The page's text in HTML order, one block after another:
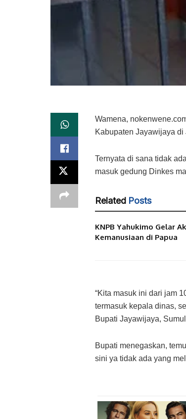
Wamena,
Kabupaten Jayawijaya di
Ternyata di sana tidak
masuk gedung Dinkes
Related Posts
KNPB Yahukimo Gelar
Kemanusiaan di Papua
“Kita masuk ini dari jam
termasuk kepala dinas,
Bupati Jayawijaya,
Bupati menegaskan,
sini ya tidak ada yang